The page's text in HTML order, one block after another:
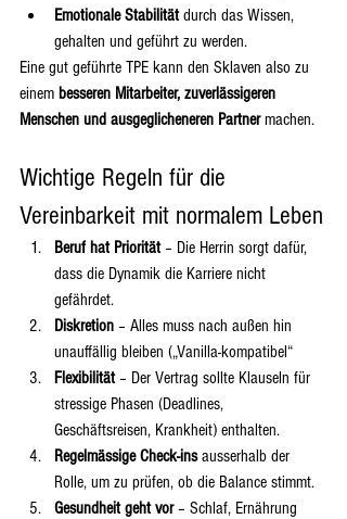
Emotionale Stabilität durch das Wissen,
gehalten und geführt zu werden.
Eine gut geführte TPE kann den Sklaven also zu
einem besseren Mitarbeiter, zuverlässigeren
Menschen und ausgeglicheneren Partner machen.
Wichtige Regeln für die
Vereinbarkeit mit normalem Leben
Beruf hat Priorität – Die Herrin sorgt dafür,
dass die Dynamik die Karriere nicht
gefährdet.
Diskretion – Alles muss nach außen hin
unauffällig bleiben („Vanilla-kompatibel“
Flexibilität – Der Vertrag sollte Klauseln für
stressige Phasen (Deadlines,
Geschäftsreisen, Krankheit) enthalten.
Regelmässige Check-ins ausserhalb der
Rolle, um zu prüfen, ob die Balance stimmt.
Gesundheit geht vor – Schlaf, Ernährung